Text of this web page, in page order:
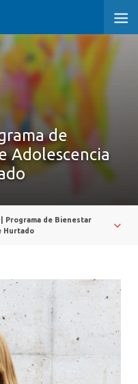
de
Adolescencia
| Programa de Bienestar
Hurtado